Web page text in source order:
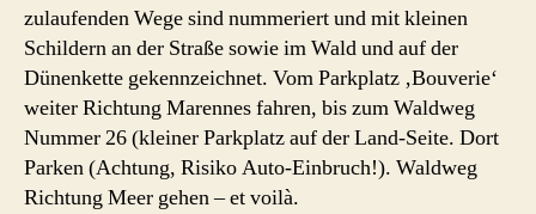
zulaufenden Wege sind nummeriert und mit kleinen
Schildern an der Straße sowie im Wald und auf der
Dünenkette gekennzeichnet. Vom Parkplatz ‚Bouverie‘
weiter Richtung Marennes fahren, bis zum Waldweg
Nummer 26 (kleiner Parkplatz auf der Land-Seite. Dort
Parken (Achtung, Risiko Auto-Einbruch!). Waldweg
Richtung Meer gehen – et voilà.